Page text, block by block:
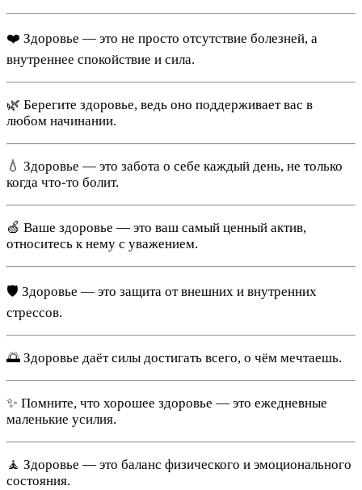
❤️ Здоровье — это не просто отсутствие болезней, а
внутреннее спокойствие и сила.
🌿 Берегите здоровье, ведь оно поддерживает вас в
любом начинании.
💧 Здоровье — это забота о себе каждый день, не только
когда что-то болит.
🍏 Ваше здоровье — это ваш самый ценный актив,
относитесь к нему с уважением.
🛡️ Здоровье — это защита от внешних и внутренних
стрессов.
🌅 Здоровье даёт силы достигать всего, о чём мечтаешь.
✨ Помните, что хорошее здоровье — это ежедневные
маленькие усилия.
🧘 Здоровье — это баланс физического и эмоционального
состояния.